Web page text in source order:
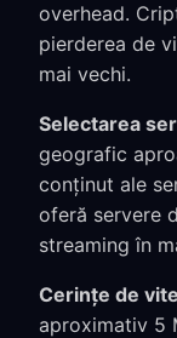
overhead.
pierderea de
mai vechi.
Selectarea
geografic
conținut ale
oferă servere
streaming în
Cerințe de
aproximativ 5